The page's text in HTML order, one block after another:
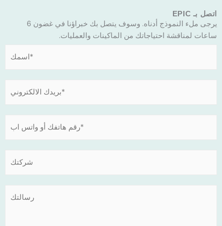
اتصل بـ EPIC
يرجى ملء النموذج أدناه. وسوف يتصل بك خبراؤنا في غضون 6
ساعات لمناقشة احتياجاتك من الماكينات والعمليات.